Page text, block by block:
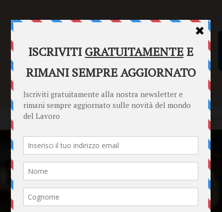
SENTENZE FORMULARI PUNTO INFORMAZIONI
Home Punto Informazioni Irpef, pagano più gli